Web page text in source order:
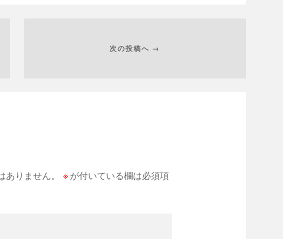
次の投稿へ →
りません。 ※ が付いている欄は必須項